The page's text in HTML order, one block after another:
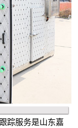
踪服务是山东嘉